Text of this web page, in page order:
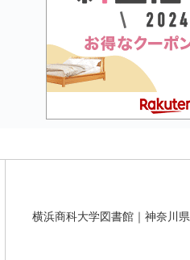
横浜商科大学図書館｜神奈川県